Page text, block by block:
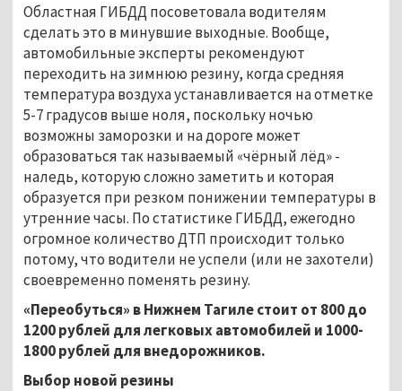
Областная ГИБДД посоветовала водителям
сделать это в минувшие выходные. Вообще,
автомобильные эксперты рекомендуют
переходить на зимнюю резину, когда средняя
температура воздуха устанавливается на отметке
5-7 градусов выше ноля, поскольку ночью
возможны заморозки и на дороге может
образоваться так называемый «чёрный лёд» -
наледь, которую сложно заметить и которая
образуется при резком понижении температуры в
утренние часы. По статистике ГИБДД, ежегодно
огромное количество ДТП происходит только
потому, что водители не успели (или не захотели)
своевременно поменять резину.
«Переобуться» в Нижнем Тагиле стоит от 800 до
1200 рублей для легковых автомобилей и 1000-
1800 рублей для внедорожников.
Выбор новой резины